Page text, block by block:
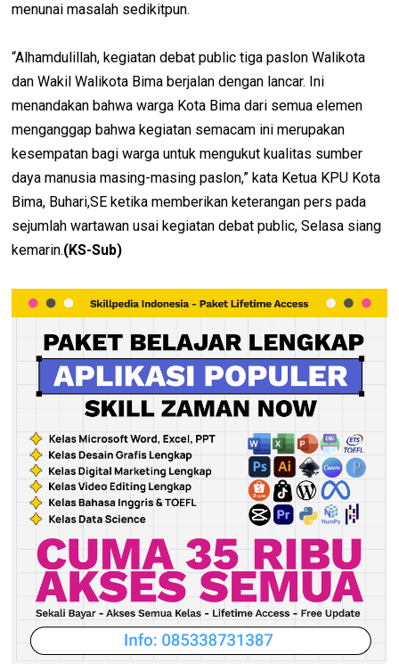
menunai masalah sedikitpun.
“Alhamdulillah, kegiatan debat public tiga paslon Walikota
dan Wakil Walikota Bima berjalan dengan lancar. Ini
menandakan bahwa warga Kota Bima dari semua elemen
menganggap bahwa kegiatan semacam ini merupakan
kesempatan bagi warga untuk mengukut kualitas sumber
daya manusia masing-masing paslon,” kata Ketua KPU Kota
Bima, Buhari,SE ketika memberikan keterangan pers pada
sejumlah wartawan usai kegiatan debat public, Selasa siang
kemarin.(KS-Sub)